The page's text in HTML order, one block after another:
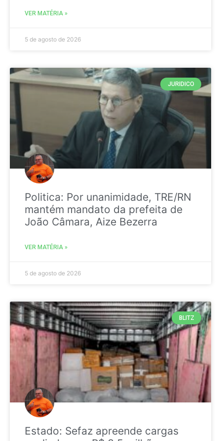
VER MATÉRIA »
5 de agosto de 2026
JURIDICO
Politica: Por unanimidade, TRE/RN
mantém mandato da prefeita de
João Câmara, Aize Bezerra
VER MATÉRIA »
5 de agosto de 2026
BLITZ
Estado: Sefaz apreende cargas